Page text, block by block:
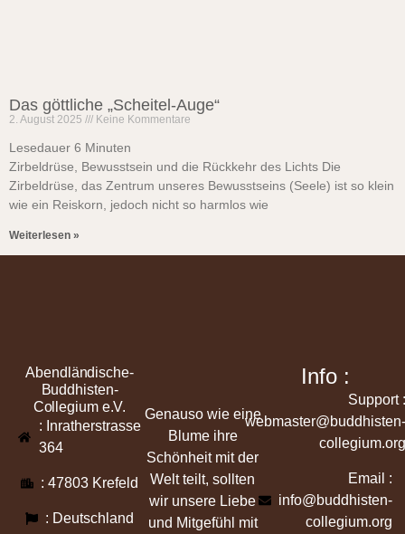
Das göttliche „Scheitel-Auge“
2. August 2025 Keine Kommentare
Lesedauer 6 Minuten
Zirbeldrüse, Bewusstsein und die Rückkehr des Lichts Die
Zirbeldrüse, das Zentrum unseres Bewusstseins (Seele) ist so klein
wie ein Reiskorn, jedoch nicht so harmlos wie
Weiterlesen »
Abendländische-
Buddhisten-
Collegium e.V.
: Inratherstrasse
364
: 47803 Krefeld
: Deutschland
Genauso wie eine
Blume ihre
Schönheit mit der
Welt teilt, sollten
wir unsere Liebe
und Mitgefühl mit
Info :
Support :
webmaster@buddhisten-
collegium.org
Email :
info@buddhisten-
collegium.org